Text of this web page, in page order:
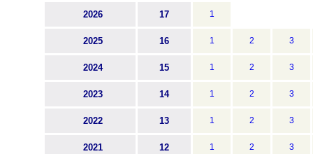
2026 17 1
2025 16 1 2 3
2024 15 1 2 3
2023 14 1 2 3
2022 13 1 2 3
2021 12 1 2 3